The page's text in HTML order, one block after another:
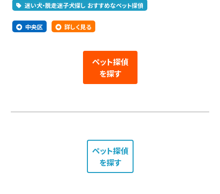
迷い犬・脱走迷子犬探し おすすめなペット探偵
中央区 詳しく見る
ペット探偵
を探す
ペット探偵
を探す